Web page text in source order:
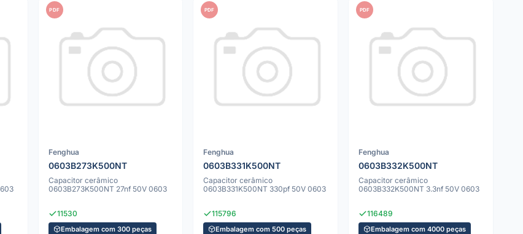
PDF
Fenghua
0603B273K500NT
Capacitor cerâmico
0603B273K500NT 27nf 50V 0603
11530
Embalagem com 300 peças
PDF
Fenghua
0603B331K500NT
Capacitor cerâmico
0603B331K500NT 330pf 50V 0603
115796
Embalagem com 500 peças
PDF
Fenghua
0603B332K500NT
Capacitor cerâmico
0603B332K500NT 3.3nf 50V 0603
116489
Embalagem com 4000 peças